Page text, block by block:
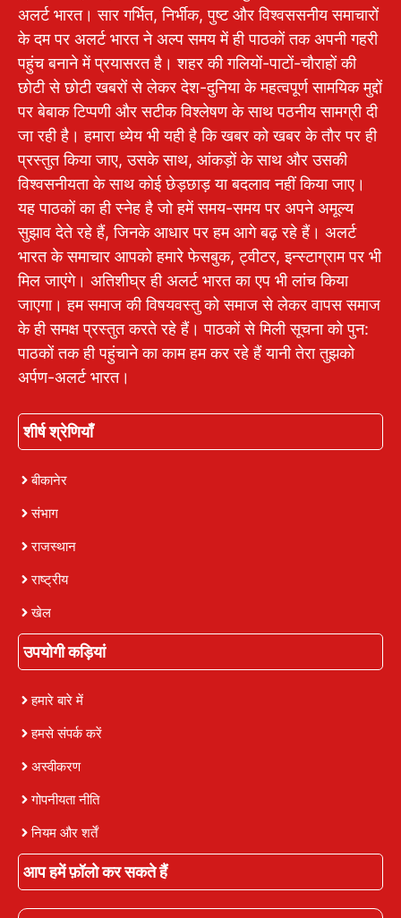
अलर्ट भारत। सार गर्भित, निर्भीक, पुष्ट और विश्वससनीय समाचारों
के दम पर अलर्ट भारत ने अल्प समय में ही पाठकों तक अपनी गहरी
पहुंच बनाने में प्रयासरत है। शहर की गलियों-पाटों-चौराहों की
छोटी से छोटी खबरों से लेकर देश-दुनिया के महत्वपूर्ण सामयिक मुद्दों
पर बेबाक टिप्पणी और सटीक विश्लेषण के साथ पठनीय सामग्री दी
जा रही है। हमारा ध्येय भी यही है कि खबर को खबर के तौर पर ही
प्रस्तुत किया जाए, उसके साथ, आंकड़ों के साथ और उसकी
विश्वसनीयता के साथ कोई छेड़छाड़ या बदलाव नहीं किया जाए।
यह पाठकों का ही स्नेह है जो हमें समय-समय पर अपने अमूल्य
सुझाव देते रहे हैं, जिनके आधार पर हम आगे बढ़ रहे हैं। अलर्ट
भारत के समाचार आपको हमारे फेसबुक, ट्वीटर, इन्स्टाग्राम पर भी
मिल जाएंगे। अतिशीघ्र ही अलर्ट भारत का एप भी लांच किया
जाएगा। हम समाज की विषयवस्तु को समाज से लेकर वापस समाज
के ही समक्ष प्रस्तुत करते रहे हैं। पाठकों से मिली सूचना को पुन:
पाठकों तक ही पहुंचाने का काम हम कर रहे हैं यानी तेरा तुझको
अर्पण-अलर्ट भारत।
शीर्ष श्रेणियाँ
बीकानेर
संभाग
राजस्थान
राष्ट्रीय
खेल
उपयोगी कड़ियां
हमारे बारे में
हमसे संपर्क करें
अस्वीकरण
गोपनीयता नीति
नियम और शर्तें
आप हमें फ़ॉलो कर सकते हैं